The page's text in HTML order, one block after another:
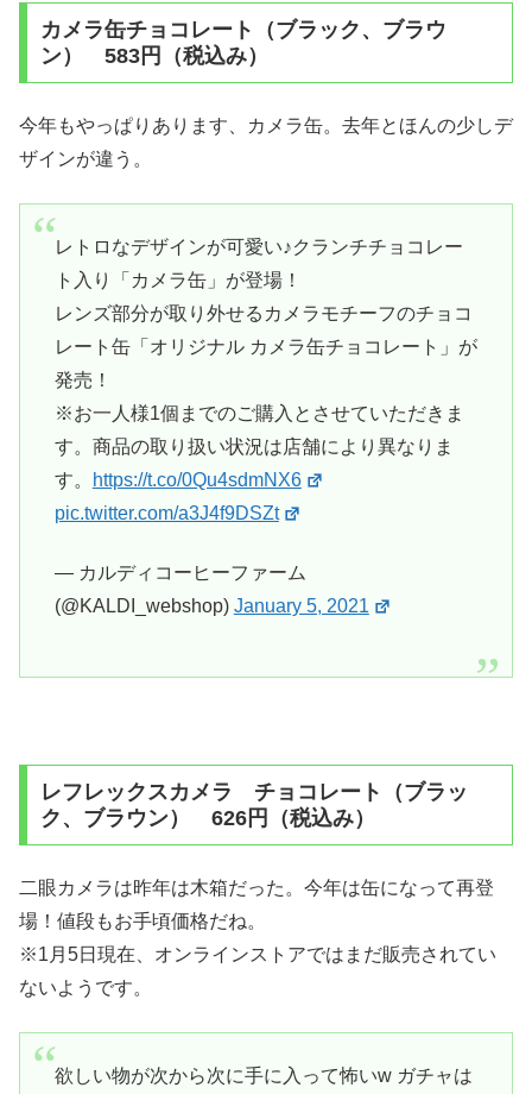
カメラ缶チョコレート（ブラック、ブラウ
ン） 583円（税込み）
今年もやっぱりあります、カメラ缶。去年とほんの少しデ
ザインが違う。
レトロなデザインが可愛い♪クランチチョコレー
ト入り「カメラ缶」が登場！
レンズ部分が取り外せるカメラモチーフのチョコ
レート缶「オリジナル カメラ缶チョコレート」が
発売！
※お一人様1個までのご購入とさせていただきま
す。商品の取り扱い状況は店舗により異なりま
す。
https://t.co/0Qu4sdmNX6
pic.twitter.com/a3J4f9DSZt
— カルディコーヒーファーム
(@KALDI_webshop) January 5, 2021
レフレックスカメラ チョコレート（ブラッ
ク、ブラウン） 626円（税込み）
二眼カメラは昨年は木箱だった。今年は缶になって再登
場！値段もお手頃価格だね。
※1月5日現在、オンラインストアではまだ販売されてい
ないようです。
欲しい物が次から次に手に入って怖いw ガチャは